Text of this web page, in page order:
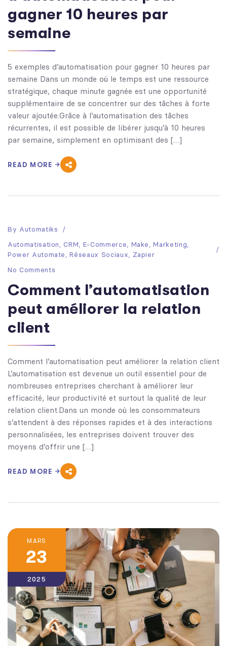
gagner 10 heures par
semaine
5 exemples d’automatisation pour gagner 10 heures par
semaine Dans un monde où le temps est une ressource
stratégique, chaque minute gagnée est une opportunité
supplémentaire de se concentrer sur des tâches à forte
valeur ajoutée.Grâce à l’automatisation des tâches
récurrentes, il est possible de libérer jusqu’à 10 heures
par semaine, simplement en optimisant des […]
READ MORE
By Automatiks
Automatisation
CRM E-Commerce Make Marketing
Power Automate
Réseaux Sociaux
Zapier
No Comments
Comment l’automatisation
peut améliorer la relation
client
Comment l’automatisation peut améliorer la relation client
L’automatisation est devenue un outil essentiel pour de
nombreuses entreprises cherchant à améliorer leur
efficacité, leur productivité et surtout la qualité de leur
relation client.Dans un monde où les consommateurs
s’attendent à des réponses rapides et à des interactions
personnalisées, les entreprises doivent trouver des
moyens d’offrir une […]
READ MORE
MARS
23
2025